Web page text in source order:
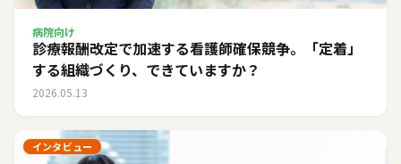
病院向け
診療報酬改定で加速する看護師確保競争。「定着」
する組織づくり、できていますか？
2026.05.13
インタビュー